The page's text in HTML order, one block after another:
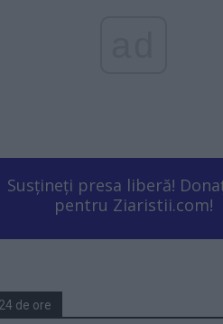
Susțineți presa liberă!
pentru Ziaristii.com!
24 de ore